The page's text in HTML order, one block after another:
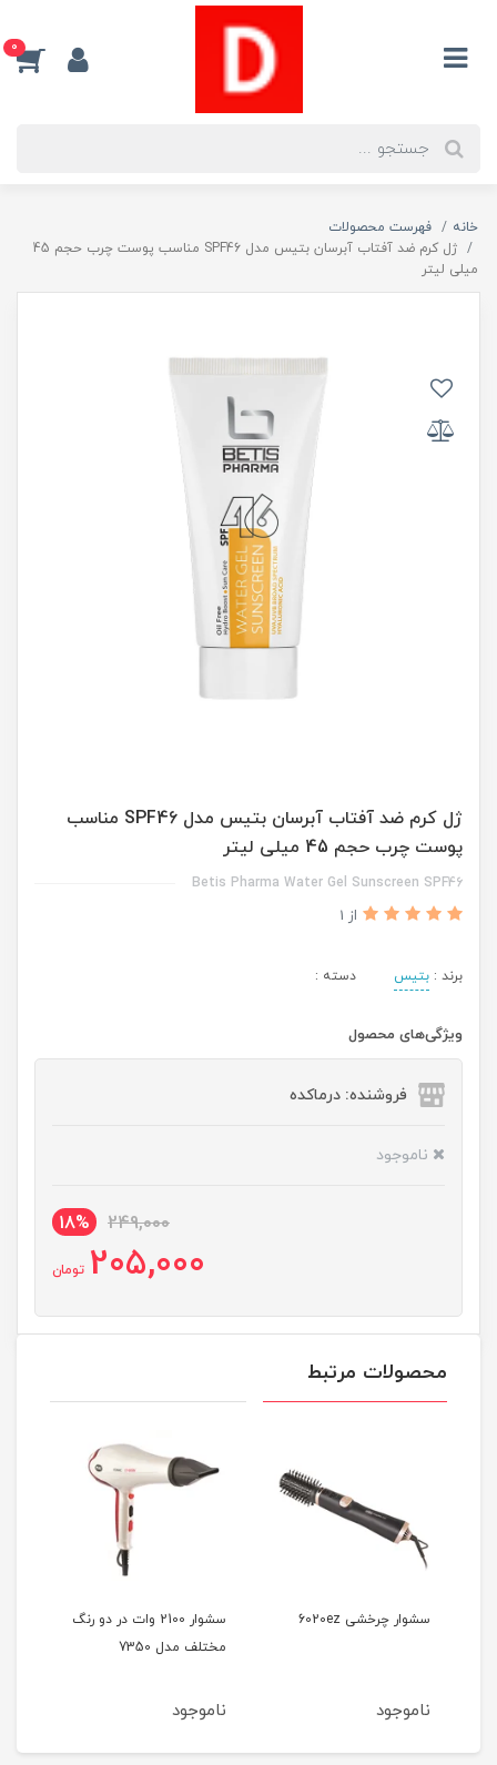
0
خانه
فهرست محصولات
ژل کرم ضد آفتاب آبرسان بتیس مدل SPF46 مناسب پوست چرب حجم 45
میلی لیتر
ژل کرم ضد آفتاب آبرسان بتیس مدل SPF46 مناسب
پوست چرب حجم 45 میلی لیتر
Betis Pharma Water Gel Sunscreen SPF46
از 1
برند : بتیس دسته :
ویژگی‌های محصول
فروشنده: درماکده
ناموجود
249,000
18%
205,000 تومان
محصولات مرتبط
سشوار چرخشی 6020ez
ناموجود
سشوار 2100 وات در دو رنگ
مختلف مدل 7350
ناموجود